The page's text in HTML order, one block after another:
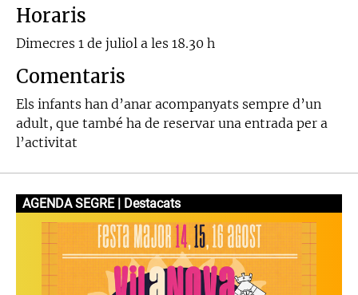
Horaris
Dimecres 1 de juliol a les 18.30 h
Comentaris
Els infants han d’anar acompanyats sempre d’un
adult, que també ha de reservar una entrada per a
l’activitat
AGENDA SEGRE | Destacats